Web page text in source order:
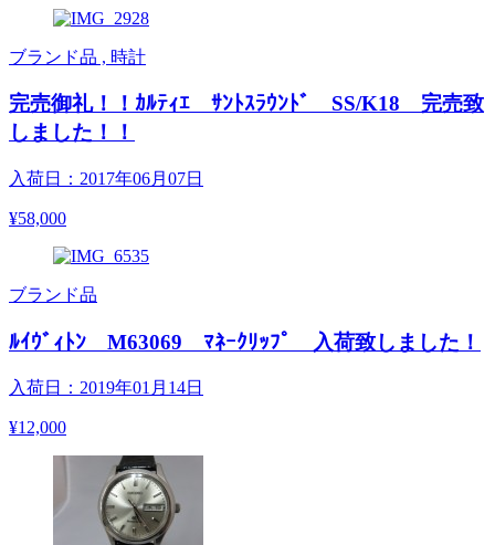
ブランド品 , 時計
完売御礼！！ｶﾙﾃｨｴ ｻﾝﾄｽﾗｳﾝﾄﾞ SS/K18 完売致
しました！！
入荷日：2017年06月07日
¥58,000
ブランド品
ﾙｲｳﾞｨﾄﾝ M63069 ﾏﾈｰｸﾘｯﾌﾟ 入荷致しました！
入荷日：2019年01月14日
¥12,000